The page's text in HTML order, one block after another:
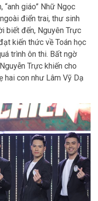
“anh giáo” Nhữ Ngọc
điển trai, thư sinh
biết đến, Nguyên Trực
kiến thức về Toán học
trình ôn thi. Bất ngờ
Trực khiến cho
hai con như Lâm Vỹ Dạ